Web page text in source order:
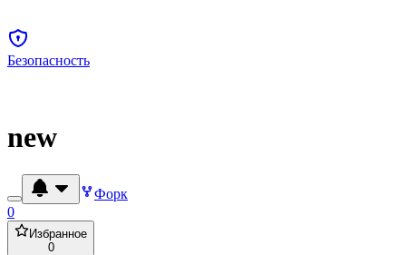
Безопасность
new
Форк
0
Избранное
0